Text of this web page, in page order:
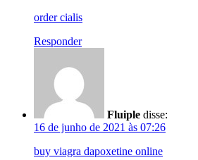
order cialis
Responder
Fluiple disse:
16 de junho de 2021 às 07:26
buy viagra dapoxetine online